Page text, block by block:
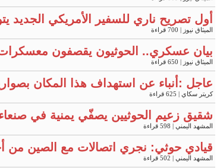
أول تصريح ناري للسفير الأمريكي الجديد
الميثاق نيوز | 700 قراءة
بيان عسكري.. الحوثيون يقصفون
الميثاق نيوز | 650 قراءة
عاجل :أنباء عن استهداف هذا المكان
كريتر سكاي | 625 قراءة
شقيق زعيم الحوثيين يصفّي يمنية في صنعاء
المشهد اليمني | 598 قراءة
قيادي حوثي: نجري اتصالات مع الصين من
المشهد اليمني | 502 قراءة